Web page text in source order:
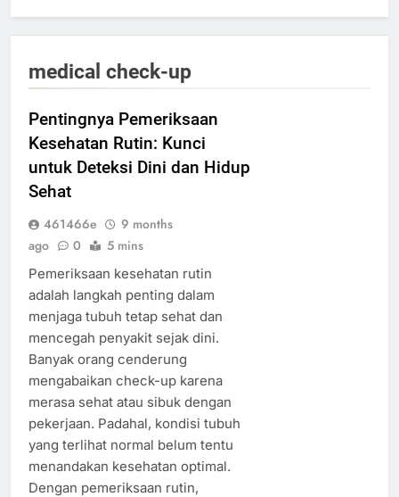
medical check-up
Pentingnya Pemeriksaan
Kesehatan Rutin: Kunci
untuk Deteksi Dini dan Hidup
Sehat
461466e
9 months
ago
0 5 mins
Pemeriksaan kesehatan rutin
adalah langkah penting dalam
menjaga tubuh tetap sehat dan
mencegah penyakit sejak dini.
Banyak orang cenderung
mengabaikan check-up karena
merasa sehat atau sibuk dengan
pekerjaan. Padahal, kondisi tubuh
yang terlihat normal belum tentu
menandakan kesehatan optimal.
Dengan pemeriksaan rutin,